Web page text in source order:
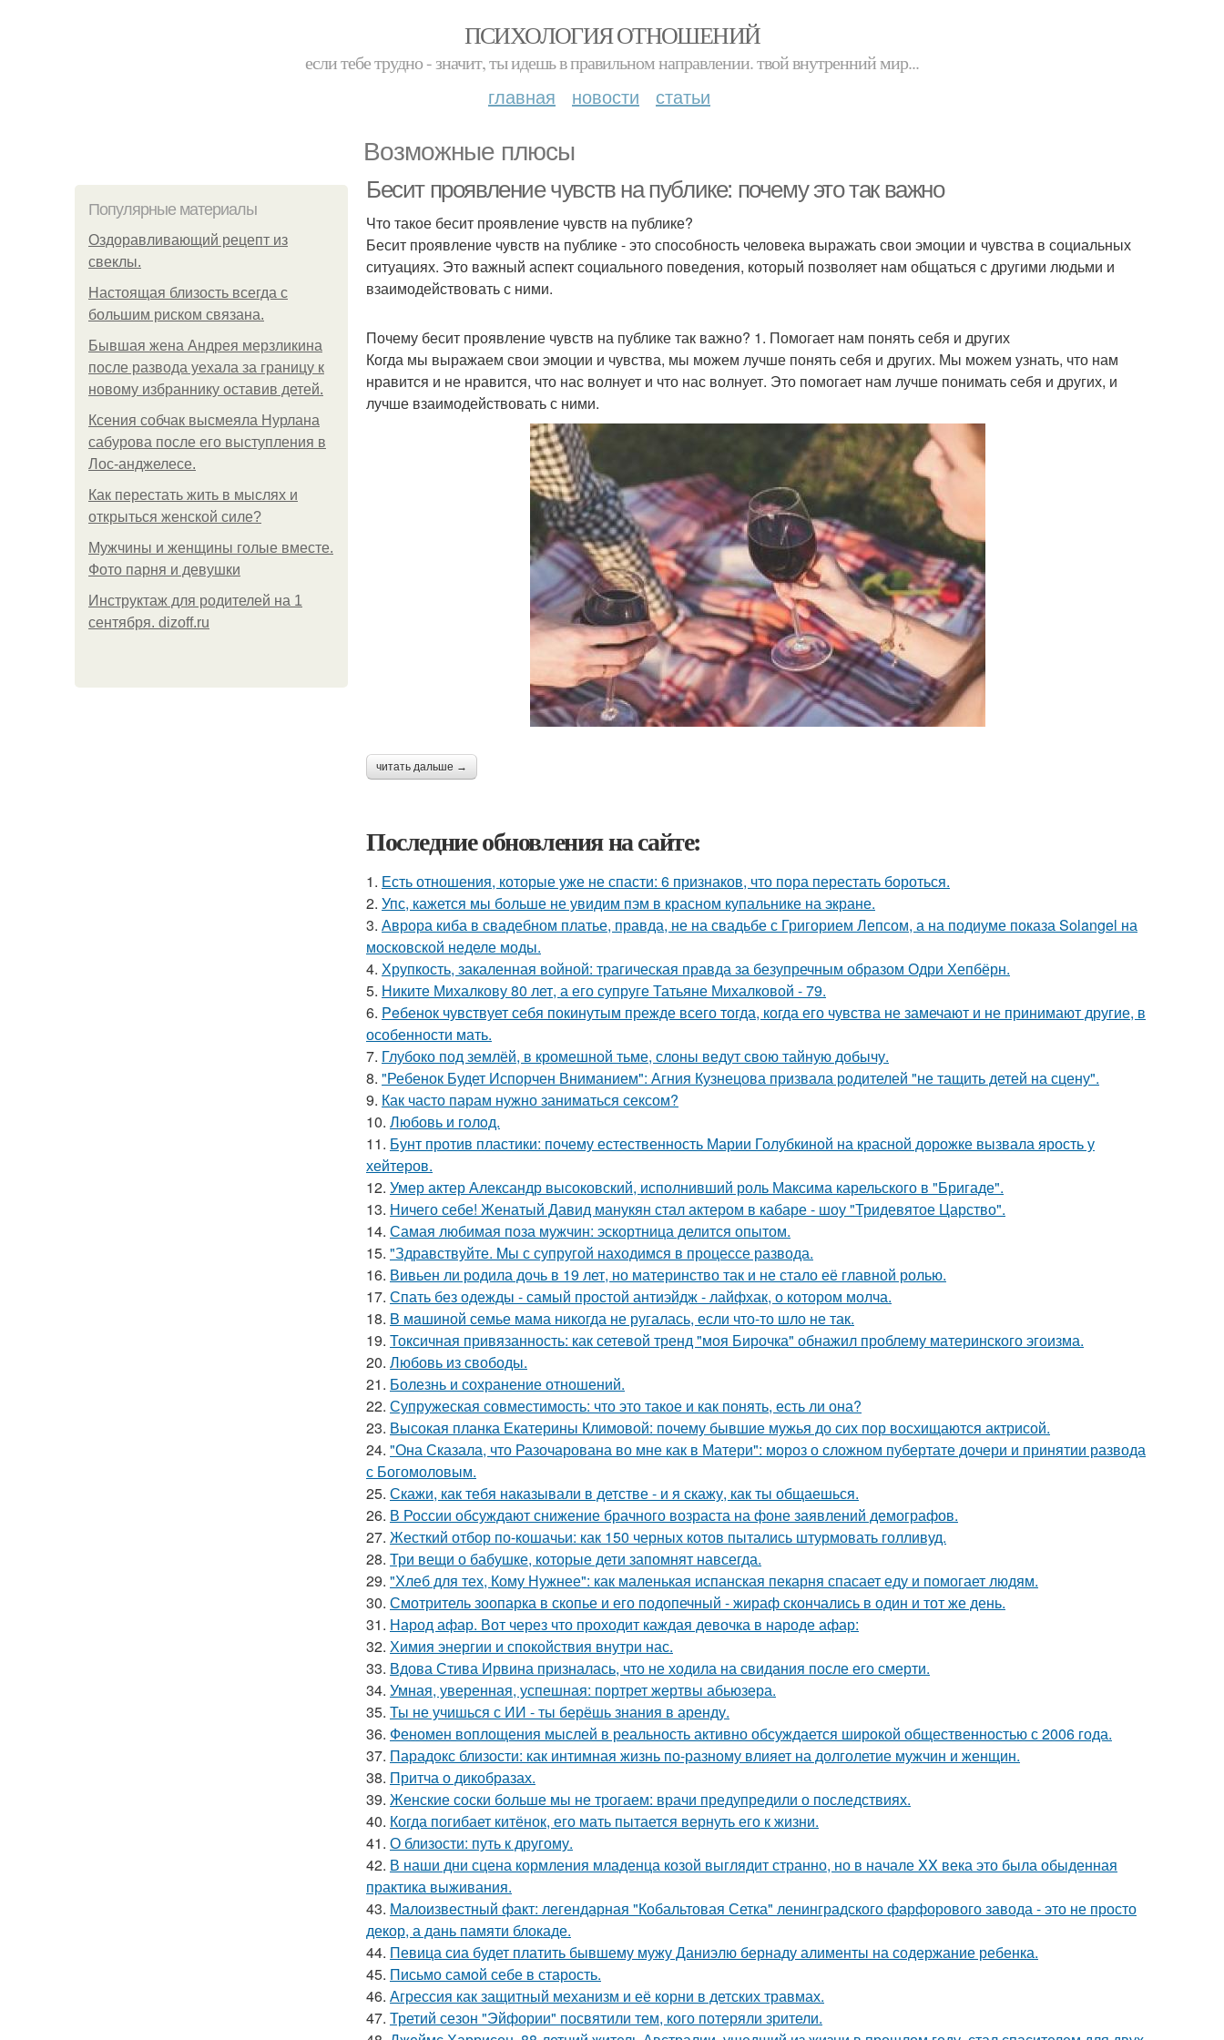
ПСИХОЛОГИЯ ОТНОШЕНИЙ
если тебе трудно - значит, ты идешь в правильном направлении. твой внутренний мир...
главная новости статьи
Возможные плюсы
Популярные материалы
Оздоравливающий рецепт из
свеклы.
Hacтоящая близость всегда с
большим риском связана.
Бывшая жена Андрея мерзликина
после развода уехала за границу к
новому избраннику оставив детей.
Ксения собчак высмеяла Нурлана
сабурова после его выступления в
Лос-анджелесе.
Как перестать жить в мыслях и
открыться женской силе?
Мужчины и женщины голые вместе.
Фото парня и девушки
Инструктаж для родителей на 1
сентября. dizoff.ru
Бесит проявление чувств на публике: почему это так важно
Что такое бесит проявление чувств на публике?
Бесит проявление чувств на публике - это способность человека выражать свои эмоции и чувства в социальных
ситуациях. Это важный аспект социального поведения, который позволяет нам общаться с другими людьми и
взаимодействовать с ними.
Почему бесит проявление чувств на публике так важно? 1. Помогает нам понять себя и других
Когда мы выражаем свои эмоции и чувства, мы можем лучше понять себя и других. Мы можем узнать, что нам
нравится и не нравится, что нас волнует и что нас волнует. Это помогает нам лучше понимать себя и других, и
лучше взаимодействовать с ними.
читать дальше →
Последние обновления на сайте:
1. Есть отношения, которые уже не спасти: 6 признаков, что пора перестать бороться.
2. Упс, кажется мы больше не увидим пэм в красном купальнике на экране.
3. Аврора киба в свадебном платье, правда, не на свадьбе с Григорием Лепсом, а на подиуме показа Solangel на
московской неделе моды.
4. Хрупкость, закаленная войной: трагическая правда за безупречным образом Одри Хепбёрн.
5. Никите Михалкову 80 лет, а его супруге Татьяне Михалковой - 79.
6. Peбенок чувствует себя покинутым прежде всего тогда, когда его чувства не замечают и не принимают другие, в
особенности мать.
7. Глубоко под землёй, в кромешной тьме, слоны ведут свою тайную добычу.
8. "Ребенок Будет Испорчен Вниманием": Агния Кузнецова призвала родителей "не тащить детей на сцену".
9. Как часто парам нужно заниматься сексом?
10. Любовь и гoлoд.
11. Бунт против пластики: почему естественность Марии Голубкиной на красной дорожке вызвала ярость у
хейтеров.
12. Умер актер Александр высоковский, исполнивший роль Максима карельского в "Бригаде".
13. Ничего себе! Женатый Давид манукян стал актером в кабаре - шоу "Тридевятое Царство".
14. Самая любимая поза мужчин: эскортница делится опытом.
15. "Здравствуйте. Mы с супругой находимся в процессе развода.
16. Вивьен ли родила дочь в 19 лет, но материнство так и не стало её главной ролью.
17. Спать без одежды - самый простой антиэйдж - лайфхак, о котором молча.
18. B мaшиной семье мама никогда не ругалась, если что-то шло не так.
19. Токсичная привязанность: как сетевой тренд "моя Бирочка" обнажил проблему материнского эгоизма.
20. Любовь из свободы.
21. Болезнь и сохранение отношений.
22. Супружеская совместимость: что это такое и как понять, есть ли она?
23. Высокая планка Екатерины Климовой: почему бывшие мужья до сих пор восхищаются актрисой.
24. "Она Сказала, что Разочарована во мне как в Матери": мороз о сложном пубертате дочери и принятии развода
с Богомоловым.
25. Скажи, как тебя наказывали в детстве - и я скажу, как ты общаешься.
26. В России обсуждают снижение брачного возраста на фоне заявлений демографов.
27. Жесткий отбор по-кошачьи: как 150 черных котов пытались штурмовать голливуд.
28. Три вещи о бабушке, которые дети запомнят навсегда.
29. "Хлеб для тех, Кому Нужнее": как маленькая испанская пекарня спасает еду и помогает людям.
30. Смотритель зоопарка в скопье и его подопечный - жираф скончались в один и тот же день.
31. Народ афар. Вот через что проходит каждая девочка в народе афар:
32. Химия энергии и спокойствия внутри нас.
33. Вдова Стива Ирвина призналась, что не ходила на свидания после его смерти.
34. Умная, уверенная, успешная: портрет жертвы абьюзера.
35. Ты не учишься с ИИ - ты берёшь знания в аренду.
36. Феномен воплощения мыслей в реальность активно обсуждается широкой общественностью с 2006 года.
37. Парадокс близости: как интимная жизнь по-разному влияет на долголетие мужчин и женщин.
38. Притча о дикобразах.
39. Женские соски больше мы не трогаем: врачи предупредили о последствиях.
40. Когда погибает китёнок, его мать пытается вернуть его к жизни.
41. О близости: путь к другому.
42. В наши дни сцена кормления младенца козой выглядит странно, но в начале XX века это была обыденная
практика выживания.
43. Малоизвестный факт: легендарная "Кобальтовая Сетка" ленинградского фарфорового завода - это не просто
декор, а дань памяти блокаде.
44. Певица сиа будет платить бывшему мужу Даниэлю бернаду алименты на содержание ребенка.
45. Письмо самoй себе в старость.
46. Агрессия как защитный механизм и её корни в детских травмах.
47. Третий сезон "Эйфории" посвятили тем, кого потеряли зрители.